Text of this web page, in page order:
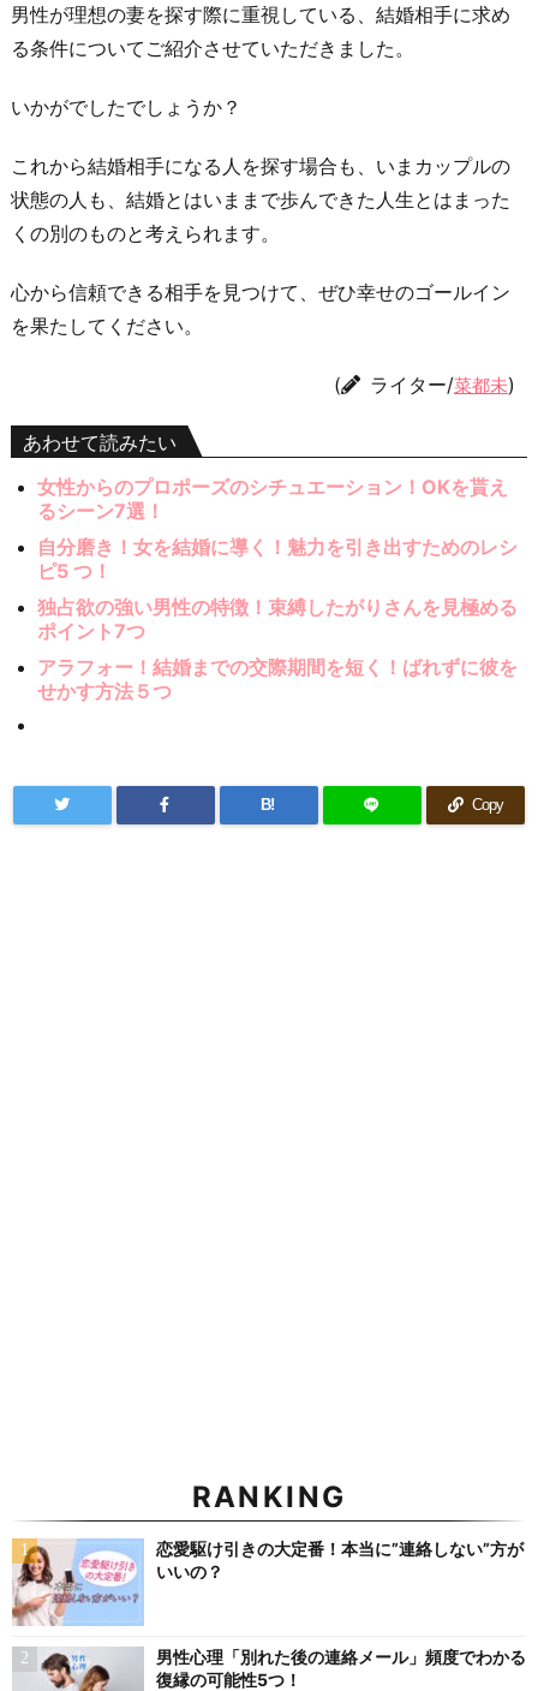
男性が理想の妻を探す際に重視している、結婚相手に求め
る条件についてご紹介させていただきました。
いかがでしたでしょうか？
これから結婚相手になる人を探す場合も、いまカップルの
状態の人も、結婚とはいままで歩んできた人生とはまった
くの別のものと考えられます。
心から信頼できる相手を見つけて、ぜひ幸せのゴールイン
を果たしてください。
( ライター/菜都未)
あわせて読みたい
女性からのプロポーズのシチュエーション！OKを貰え
るシーン7選！
自分磨き！女を結婚に導く！魅力を引き出すためのレシ
ピ5 つ！
独占欲の強い男性の特徴！束縛したがりさんを見極める
ポイント7つ
アラフォー！結婚までの交際期間を短く！ばれずに彼を
せかす方法５つ
B! Copy
RANKING
恋愛駆け引きの大定番！本当に”連絡しない”方が
いいの？
男性心理「別れた後の連絡メール」頻度でわかる
復縁の可能性5つ！